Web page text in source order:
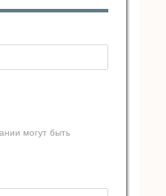
могут быть